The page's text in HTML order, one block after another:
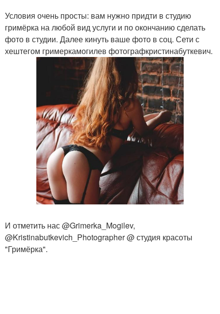
Условия очень просты: вам нужно придти в студию
гримёрка на любой вид услуги и по окончанию сделать
фото в студии. Далее кинуть ваше фото в соц. Сети с
хештегом гримеркамогилев фотографкристинабуткевич.
И отметить нас @Grimerka_Mogilev,
@Kristinabutkevich_Photographer @ студия красоты
"Гримёрка".